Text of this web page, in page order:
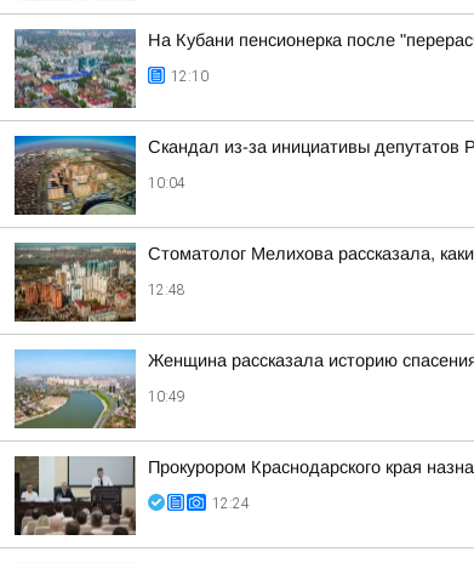
На Кубани пенсионерка после
12:10
Скандал из-за инициативы депутатов
10:04
Стоматолог Мелихова рассказала,
12:48
Женщина рассказала историю
10:49
Прокурором Краснодарского края
12:24